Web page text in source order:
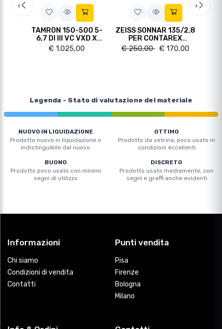
‹ Slide precedente ›
TAMRON 150-500 5-
6,7 DI III VC VXD X
NIKON Z
€ 1.025,00
ZEISS SONNAR 135/2,8
PER CONTAREX
CICLOPE
€ 250,00 € 170,00
Legenda - Stato di valutazione del materiale
NUOVO IN LIQUIDAZIONE
Prodotto nuovo in liquidazione o
indistinguibile dal nuovo
OTTIMO
Prodotto da vetrina, poco usato in
condizioni eccellenti
BUONO
Prodotto poco usato con minimi
segni di utilizzo
DISCRETO
Prodotto usato mediamente, con
segni e graffi anche evidenti
Informazioni
Chi siamo
Condizioni di vendita
Contatti
Punti vendita
Pisa
Firenze
Bologna
Milano